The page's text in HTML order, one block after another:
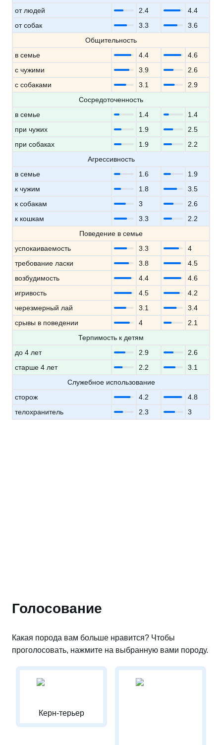
от людей
2.4
4.4
от собак
3.3
3.6
Общительность
в семье
4.4
4.6
с чужими
3.9
2.6
с собаками
3.1
2.9
Сосредоточенность
в семье
1.4
1.4
при чужих
1.9
2.5
при собаках
1.9
2.2
Агрессивность
в семье
1.6
1.9
к чужим
1.8
3.5
к собакам
3
2.6
к кошкам
3.3
2.2
Поведение в семье
успокаиваемость
3.3
4
требование ласки
3.8
4.5
возбудимость
4.4
4.6
игривость
4.5
4.2
черезмерный лай
3.1
3.4
срывы в поведении
4
2.1
Терпимость к детям
до 4 лет
2.9
2.6
старше 4 лет
2.2
3.1
Служебное использование
сторож
4.2
4.8
телохранитель
2.3 3
Голосование
Какая порода вам больше нравится? Чтобы
проголосовать, нажмите на выбранную вами породу.
Керн-терьер